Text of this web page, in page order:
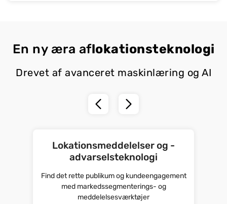
En ny æra aflokationsteknologi
Drevet af avanceret maskinlæring og AI
Lokationsmeddelelser og -
advarselsteknologi
Find det rette publikum og kundeengagement
med markedssegmenterings- og
meddelelsesværktøjer